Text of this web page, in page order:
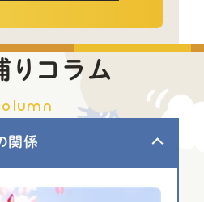
りコラム
関係